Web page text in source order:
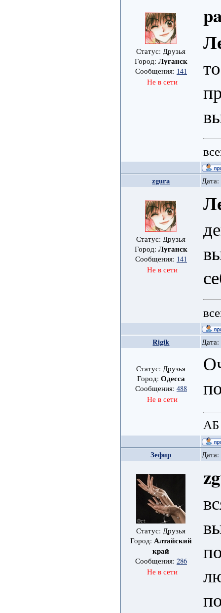
Статус: Друзья
Город: Луганск
Сообщения: 141
Не в сети
zgura
Статус: Друзья
Город: Луганск
Сообщения: 141
Не в сети
Rigik
Статус: Друзья
Город: Одесса
Сообщения: 488
Не в сети
АБ
Зефир
Статус: Друзья
Город: Алтайский
край
Сообщения: 286
Не в сети